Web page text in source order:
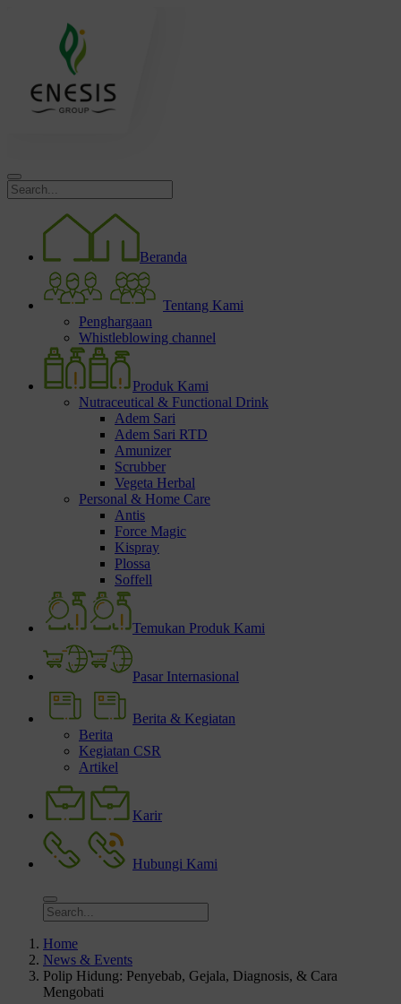
Beranda
Tentang Kami
Penghargaan
Whistleblowing channel
Produk Kami
Nutraceutical & Functional Drink
Adem Sari
Adem Sari RTD
Amunizer
Scrubber
Vegeta Herbal
Personal & Home Care
Antis
Force Magic
Kispray
Plossa
Soffell
Temukan Produk Kami
Pasar Internasional
Berita & Kegiatan
Berita
Kegiatan CSR
Artikel
Karir
Hubungi Kami
Home
News & Events
Polip Hidung: Penyebab, Gejala, Diagnosis, & Cara
Mengobati